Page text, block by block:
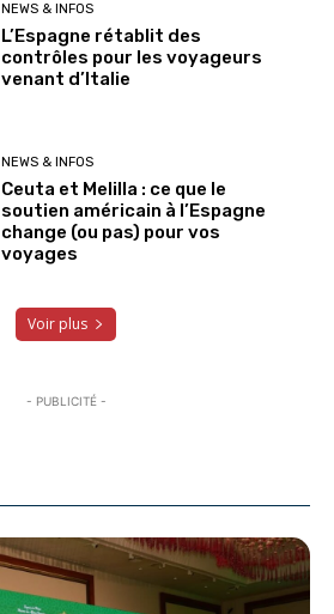
NEWS & INFOS
L’Espagne rétablit des
contrôles pour les voyageurs
venant d’Italie
NEWS & INFOS
Ceuta et Melilla : ce que le
soutien américain à l’Espagne
change (ou pas) pour vos
voyages
Voir plus
- PUBLICITÉ -